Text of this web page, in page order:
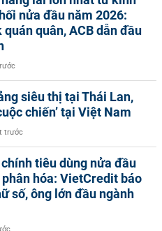
nửa đầu năm 2026:
quân, ACB dẫn đầu
siêu thị tại Thái Lan,
chiến’ tại Việt Nam
trước
tiêu dùng nửa đầu
hóa: VietCredit báo
số, ông lớn đầu ngành